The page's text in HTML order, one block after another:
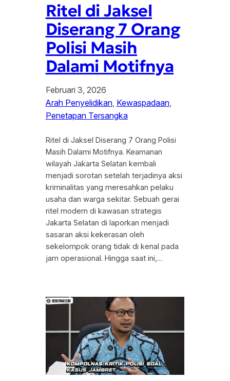
Ritel di Jaksel
Diserang 7 Orang
Polisi Masih
Dalami Motifnya
Februari 3, 2026
Arah Penyelidikan, Kewaspadaan
Penetapan Tersangka
Ritel di Jaksel Diserang 7 Orang Polisi
Masih Dalami Motifnya. Keamanan
wilayah Jakarta Selatan kembali
menjadi sorotan setelah terjadinya aksi
kriminalitas yang meresahkan pelaku
usaha dan warga sekitar. Sebuah gerai
ritel modern di kawasan strategis
Jakarta Selatan di laporkan menjadi
sasaran aksi kekerasan oleh
sekelompok orang tidak di kenal pada
jam operasional. Hingga saat ini,…